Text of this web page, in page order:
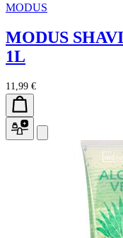
MODUS
MODUS
1L
11,99 €